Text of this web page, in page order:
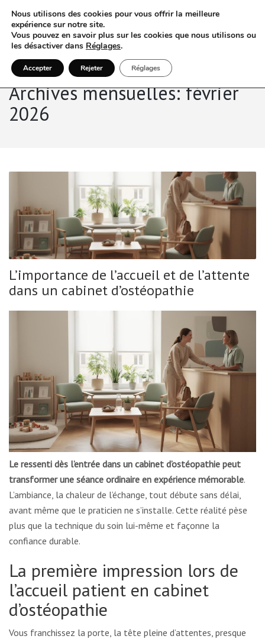
Archives mensuelles: février
2026
L’importance de l’accueil et de l’attente
dans un cabinet d’ostéopathie
Le ressenti dès l’entrée dans un cabinet d’ostéopathie peut
transformer une séance ordinaire en expérience mémorable.
L’ambiance, la chaleur de l’échange, tout débute sans délai,
avant même que le praticien ne s’installe. Cette réalité pèse
plus que la technique du soin lui-même et façonne la
confiance durable.
La première impression lors de
l’accueil patient en cabinet
d’ostéopathie
Vous franchissez la porte, la tête pleine d’attentes, presque
Nous utilisons des cookies pour vous offrir la meilleure
expérience sur notre site.
Vous pouvez en savoir plus sur les cookies que nous utilisons ou
les désactiver dans Réglages.
Accepter Rejeter Réglages